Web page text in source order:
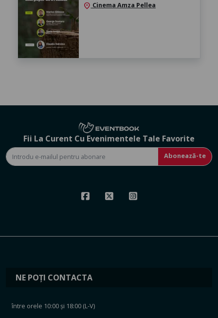
location_on Cinema Amza Pellea
Fii La Curent Cu Evenimentele Tale Favorite
Abonează-te
NE POȚI CONTACTA
între orele 10:00 și 18:00 (L-V)